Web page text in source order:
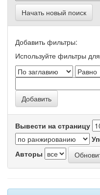
Начать новый поиск
Добавить фильтры:
Используйте фильтры
Вывести на страницу
Авторы